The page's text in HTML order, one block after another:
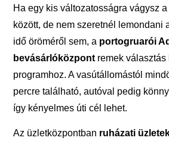
Ha egy kis változatosságra vágysz
között, de nem szeretnél lemondani
idő öröméről sem, a portogruarói
bevásárlóközpont remek
programhoz. A vasútállomástól
percre található, autóval pedig
így kényelmes úti cél lehet.
Az üzletközpontban ruházati